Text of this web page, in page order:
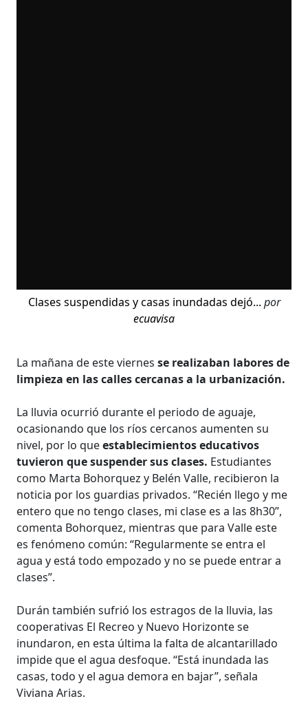
Clases suspendidas y casas inundadas dejó... por
ecuavisa
La mañana de este viernesse realizaban labores de
limpieza en las calles cercanas a la urbanización.
La lluvia ocurrió durante el periodo de aguaje,
ocasionando que los ríos cercanos aumenten su
nivel, por lo queestablecimientos educativos
tuvieron que suspender sus clases. Estudiantes
como Marta Bohorquez y Belén Valle, recibieron la
noticia por los guardias privados. “Recién llego y me
entero que no tengo clases, mi clase es a las 8h30”,
comenta Bohorquez, mientras que para Valle este
es fenómeno común: “Regularmente se entra el
agua y está todo empozado y no se puede entrar a
clases”.
Durán también sufrió los estragos de la lluvia, las
cooperativas El Recreo y Nuevo Horizonte se
inundaron, en esta última la falta de alcantarillado
impide que el agua desfoque. “Está inundada las
casas, todo y el agua demora en bajar”, señala
Viviana Arias.